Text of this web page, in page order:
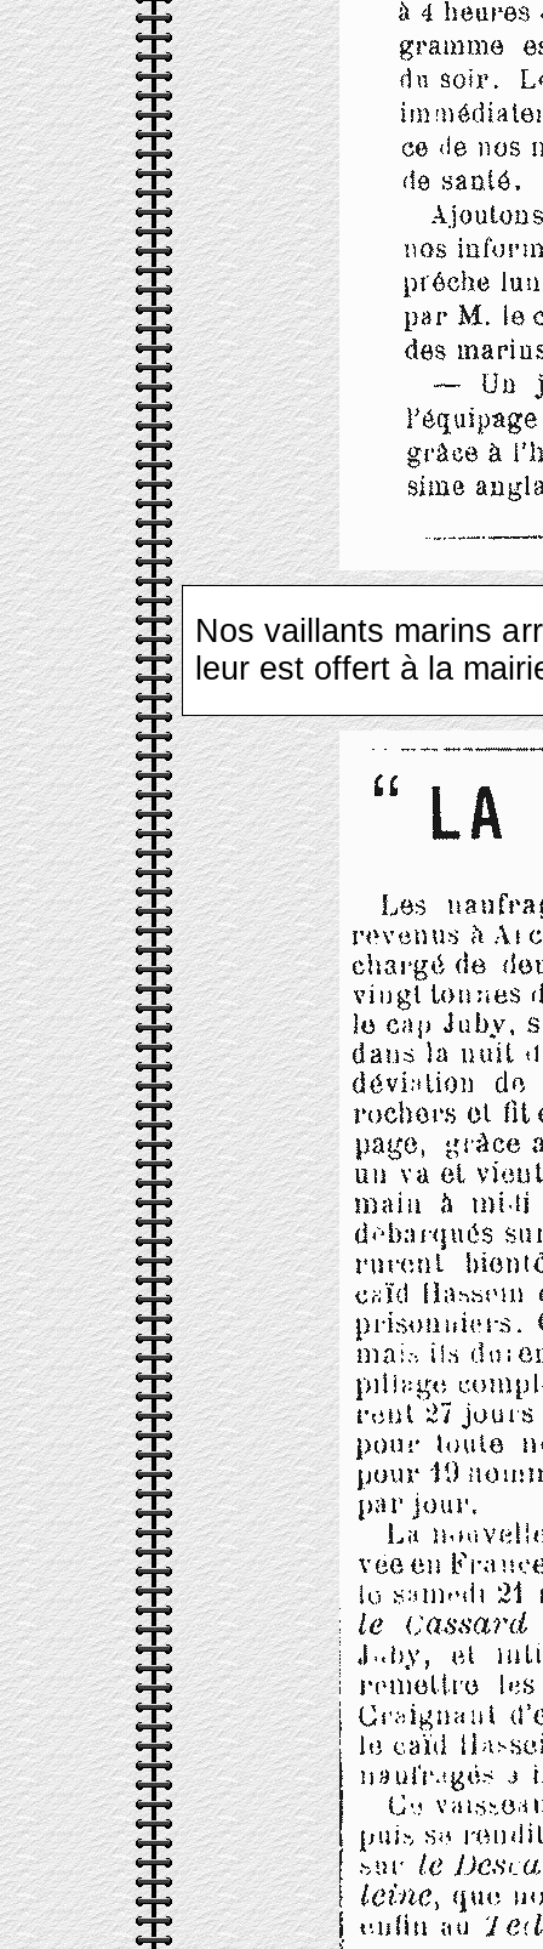
Nos vaillants marins
leur est offert à la